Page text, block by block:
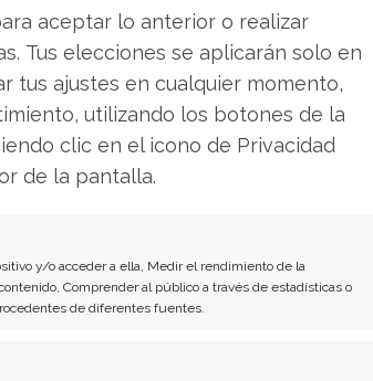
aceptar lo anterior o realizar
Tus elecciones se aplicarán solo en
tus ajustes en cualquier momento,
utilizando los botones de la
clic en el icono de Privacidad
de la pantalla.
y/o acceder a ella, Medir el rendimiento de la
Comprender al público a través de estadísticas o
de diferentes fuentes.
millones de dólares, la
ventajas exclusivas
de IA propietarias.
"KPop Demon
en las categorías de
abril, está previsto el
por Ian McKellen.
7 de agosto tiene la
requerida para los